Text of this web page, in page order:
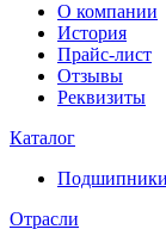
О компании
История
Прайс-лист
Отзывы
Реквизиты
Каталог
Подшипники
Отрасли